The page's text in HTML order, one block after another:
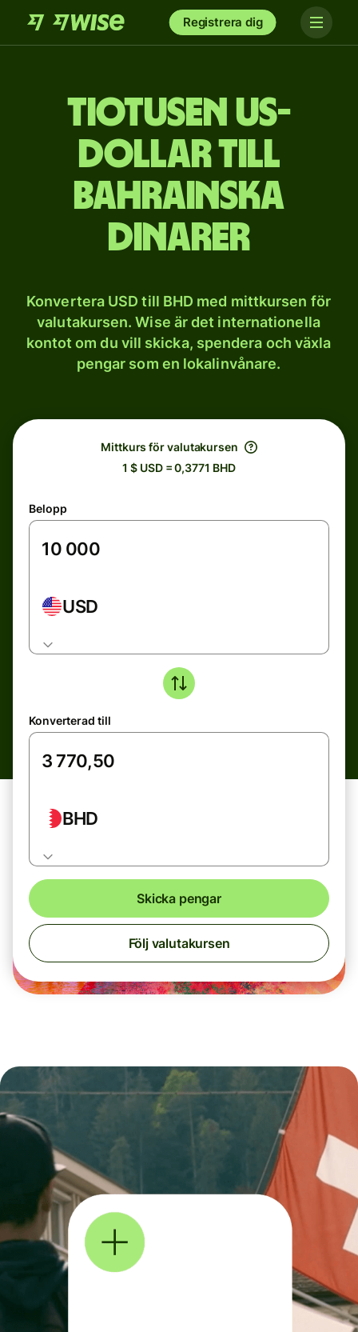
Registrera dig
tio­tusen US-
dollar till
bahrainska
dinarer
Konvertera USD till BHD med mittkursen för
valutakursen. Wise är det internationella
kontot om du vill skicka, spendera och växla
pengar som en lokalinvånare.
Mittkurs för valutakursen
1 $ USD = 0,3771 BHD
Belopp
USD
Konverterad till
BHD
Skicka pengar
Följ valutakursen